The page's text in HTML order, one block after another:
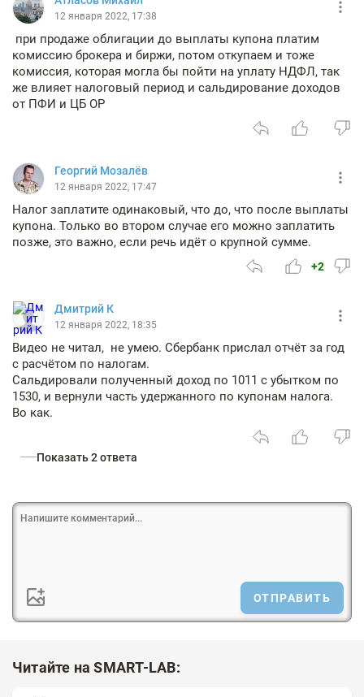
12 января 2022, 17:38
при продаже облигации до выплаты купона платим
комиссию брокера и биржи, потом откупаем и тоже
комиссия, которая могла бы пойти на уплату НДФЛ, так
же влияет налоговый период и сальдирование доходов
от ПФИ и ЦБ ОР
Георгий Мозалёв
12 января 2022, 17:47
Налог заплатите одинаковый, что до, что после выплаты
купона. Только во втором случае его можно заплатить
позже, это важно, если речь идёт о крупной сумме.
+2
Дмитрий К
12 января 2022, 18:35
Видео не читал, не умею. Сбербанк прислал отчёт за год
с расчётом по налогам.
Сальдировали полученный доход по 1011 с убытком по
1530, и вернули часть удержанного по купонам налога.
Во как.
Показать 2 ответа
ОТПРАВИТЬ
Читайте на SMART-LAB: